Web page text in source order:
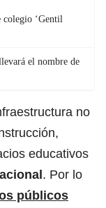
colegio ‘Gentil
el nombre de
no
educativos
. Por lo
públicos